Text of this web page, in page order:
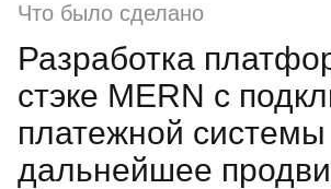
Что было сделано
Разработка
стэке MERN с
платежной
дальнейшее